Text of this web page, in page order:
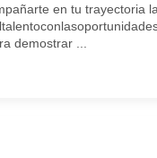
en tu trayectoria
demostrar ...